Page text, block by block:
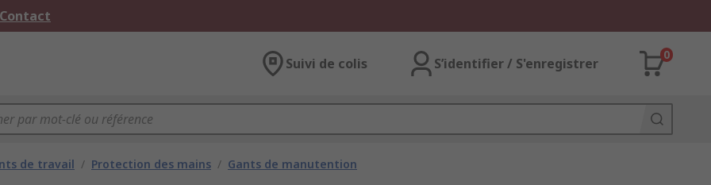
Suivi de colis S’identifier / S'enregistrer
0
de travail / Protection des mains / Gants de manutention